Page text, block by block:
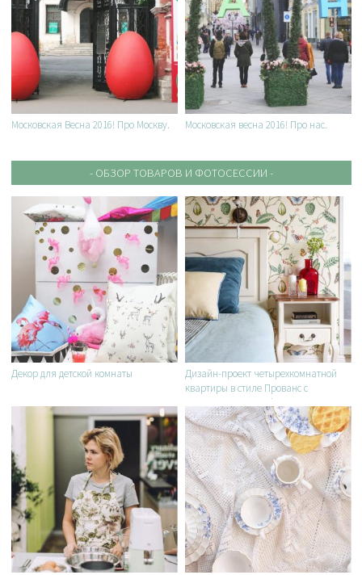
Московская Весна 2016! Про Москву. Московская весна 2016! Про нас.
- ОБЗОР ТОВАРОВ И ФОТОСЕССИИ -
Декор для детской комнаты
Дизайн-проект четырехкомнатной
квартиры в стиле Прованс с
элементами Coastal Living